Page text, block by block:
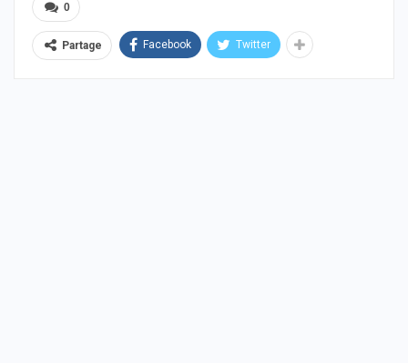
0
Partage Facebook Twitter